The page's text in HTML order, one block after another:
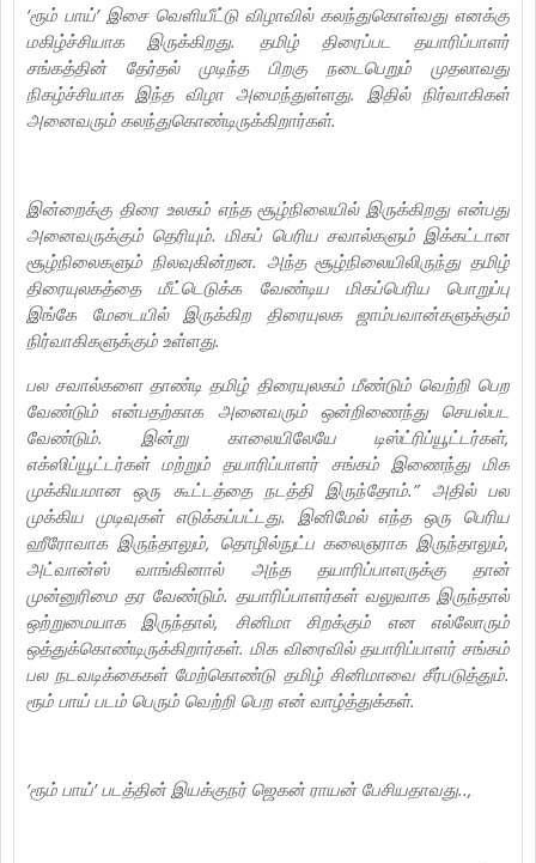
‘ரூம் பாய்’ இசை வெளியீட்டு விழாவில் கலந்துகொள்வது எனக்கு
மகிழ்ச்சியாக இருக்கிறது. தமிழ் திரைப்பட தயாரிப்பாளர்
சங்கத்தின் தேர்தல் முடிந்த பிறகு நடைபெறும் முதலாவது
நிகழ்ச்சியாக இந்த விழா அமைந்துள்ளது. இதில் நிர்வாகிகள்
அனைவரும் கலந்துகொண்டிருக்கிறார்கள்.
இன்றைக்கு திரை உலகம் எந்த சூழ்நிலையில் இருக்கிறது என்பது
அனைவருக்கும் தெரியும். மிகப் பெரிய சவால்களும் இக்கட்டான
சூழ்நிலைகளும் நிலவுகின்றன. அந்த சூழ்நிலையிலிருந்து தமிழ்
திரையுலகத்தை மீட்டெடுக்க வேண்டிய மிகப்பெரிய பொறுப்பு
இங்கே மேடையில் இருக்கிற திரையுலக ஜாம்பவான்களுக்கும்
நிர்வாகிகளுக்கும் உள்ளது.
பல சவால்களை தாண்டி தமிழ் திரையுலகம் மீண்டும் வெற்றி பெற
வேண்டும் என்பதற்காக அனைவரும் ஒன்றிணைந்து செயல்பட
வேண்டும். இன்று காலையிலேயே டிஸ்ட்ரிப்யூட்டர்கள்,
எக்ஸிப்யூட்டர்கள் மற்றும் தயாரிப்பாளர் சங்கம் இணைந்து மிக
முக்கியமான ஒரு கூட்டத்தை நடத்தி இருந்தோம்.” அதில் பல
முக்கிய முடிவுகள் எடுக்கப்பட்டது. இனிமேல் எந்த ஒரு பெரிய
ஹீரோவாக இருந்தாலும், தொழில்நுட்ப கலைஞராக இருந்தாலும்,
அட்வான்ஸ் வாங்கினால் அந்த தயாரிப்பாளருக்கு தான்
முன்னுரிமை தர வேண்டும். தயாரிப்பாளர்கள் வலுவாக இருந்தால்
ஒற்றுமையாக இருந்தால், சினிமா சிறக்கும் என எல்லோரும்
ஒத்துக்கொண்டிருக்கிறார்கள். மிக விரைவில் தயாரிப்பாளர் சங்கம்
பல நடவடிக்கைகள் மேற்கொண்டு தமிழ் சினிமாவை சீர்படுத்தும்.
ரூம் பாய் படம் பெரும் வெற்றி பெற என் வாழ்த்துக்கள்.
‘ரூம் பாய்’ படத்தின் இயக்குநர் ஜெகன் ராயன் பேசியதாவது..,